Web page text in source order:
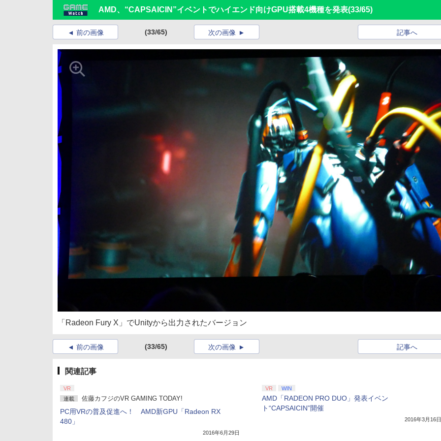
AMD、“CAPSAICIN”イベントでハイエンド向けGPU搭載4機種を発表(33/65)
前の画像 (33/65) 記事へ
次の画像
「Radeon Fury X」でUnityから出力されたバージョン
前の画像 (33/65) 記事へ
次の画像
関連記事
VR
連載
佐藤カフジのVR GAMING TODAY!
PC用VRの普及促進へ！ AMD新GPU「Radeon RX
480」
2016年6月29日
VR WIN
AMD「RADEON PRO DUO」発表イベン
ト“CAPSAICIN”開催
2016年3月16日